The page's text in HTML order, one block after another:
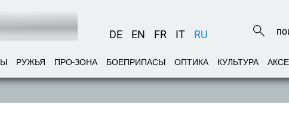
DE EN FR IT RU
РУЖЬЯ ПРО-ЗОНА БОЕПРИПАСЫ ОПТИКА КУЛЬТУРА